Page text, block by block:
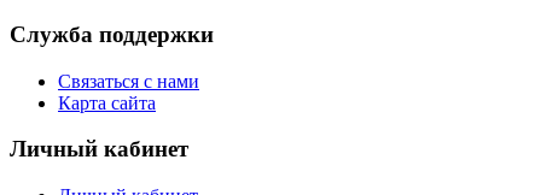
Служба поддержки
Связаться с нами
Карта сайта
Личный кабинет